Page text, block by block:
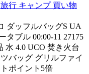
行 キャンプ 買い物
ダッフルバッグS UA
ブル 00:00-11 27175
水 4.0 UCO 焚き火台
バッグ グリルファイ
ポイント5倍